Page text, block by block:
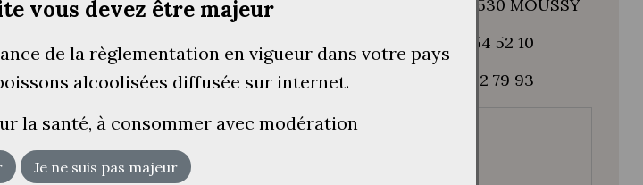
99, rue des Prieurés 51530 MOUSSY
Tél. + 33 (0)3 26 54 52 10
Fax + 33 (0)3 26 52 79 93
vous devez être majeur
de la règlementation en vigueur dans votre pays
alcoolisées diffusée sur internet.
la santé, à consommer avec modération